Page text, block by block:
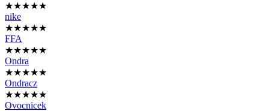
★★★★★
nike
★★★★★
FFA
★★★★★
Ondra
★★★★★
Ondracz
★★★★★
Ovocnicek